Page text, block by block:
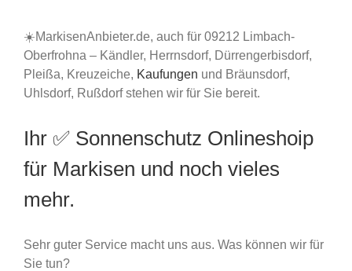
☀️MarkisenAnbieter.de, auch für 09212 Limbach-
Oberfrohna – Kändler, Herrnsdorf, Dürrengerbisdorf,
Pleißa, Kreuzeiche, Kaufungen und Bräunsdorf,
Uhlsdorf, Rußdorf stehen wir für Sie bereit.
Ihr ✅ Sonnenschutz Onlineshoip
für Markisen und noch vieles
mehr.
Sehr guter Service macht uns aus. Was können wir für
Sie tun?